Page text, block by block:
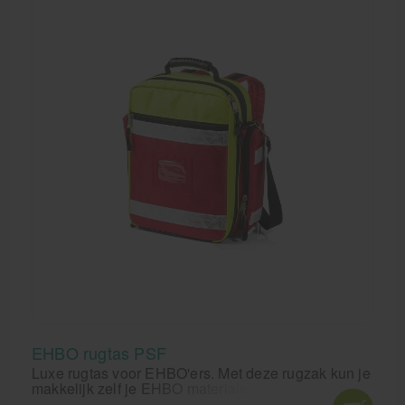
EHBO rugtas PSF
Luxe rugtas voor EHBO'ers. Met deze rugzak kun je
makkelijk zelf je EHBO materialen inrichten zodat je